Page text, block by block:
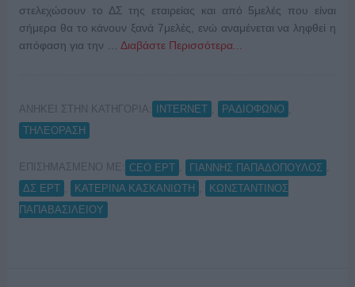
στελεχώσουν το ΔΣ της εταιρείας και από 5μελές που είναι
σήμερα θα το κάνουν ξανά 7μελές, ενώ αναμένεται να ληφθεί η
απόφαση για την … Διαβάστε Περισσότερα...
ΑΝΗΚΕΙ ΣΤΗΝ ΚΑΤΗΓΟΡΙΑ: INTERNET ΡΑΔΙΟΦΩΝΟ
ΤΗΛΕΟΡΑΣΗ
ΕΠΙΣΗΜΑΣΜΕΝΟ ΜΕ: CEO ΕΡΤ ΓΙΑΝΝΗΣ ΠΑΠΑΔΟΠΟΥΛΟΣ
ΔΣ ΕΡΤ
ΚΑΤΕΡΙΝΑ ΚΑΣΚΑΝΙΩΤΗ
ΚΩΝΣΤΑΝΤΙΝΟΣ
ΠΑΠΑΒΑΣΙΛΕΙΟΥ